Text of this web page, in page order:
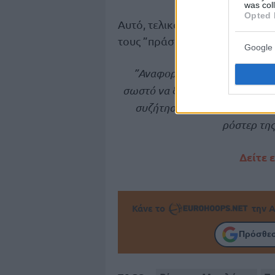
was
Opted
Google
Αυτό, τελικά, δεν θα γίνει,
τους ”πράσινους” να κοιτούν
”Αναφορικά με τα όσα έχουν
σωστό να ξεκαθαρίσουμε ότι ο
συζήτηση για μετακίνηση σε
ρόστερ
Δείτε
Κάνε το την